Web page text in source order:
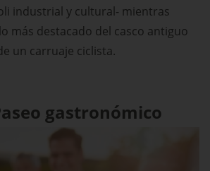
industrial y cultural- mientras
más destacado del casco antiguo
un carruaje ciclista.
gastronómico